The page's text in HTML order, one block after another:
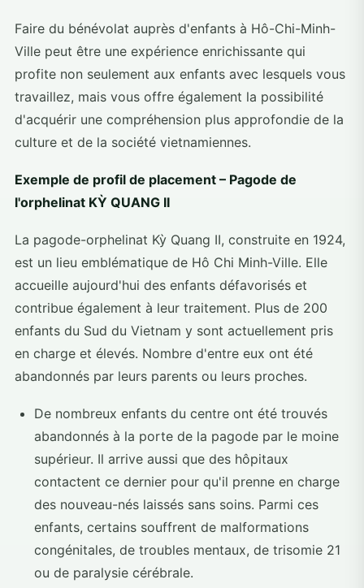
Faire du bénévolat auprès d'enfants à Hô-Chi-Minh-
Ville peut être une expérience enrichissante qui
profite non seulement aux enfants avec lesquels vous
travaillez, mais vous offre également la possibilité
d'acquérir une compréhension plus approfondie de la
culture et de la société vietnamiennes.
Exemple de profil de placement – Pagode de
l'orphelinat KỲ QUANG II
La pagode-orphelinat Kỳ Quang II, construite en 1924,
est un lieu emblématique de Hô Chi Minh-Ville. Elle
accueille aujourd'hui des enfants défavorisés et
contribue également à leur traitement. Plus de 200
enfants du Sud du Vietnam y sont actuellement pris
en charge et élevés. Nombre d'entre eux ont été
abandonnés par leurs parents ou leurs proches.
De nombreux enfants du centre ont été trouvés
abandonnés à la porte de la pagode par le moine
supérieur. Il arrive aussi que des hôpitaux
contactent ce dernier pour qu'il prenne en charge
des nouveau-nés laissés sans soins. Parmi ces
enfants, certains souffrent de malformations
congénitales, de troubles mentaux, de trisomie 21
ou de paralysie cérébrale.